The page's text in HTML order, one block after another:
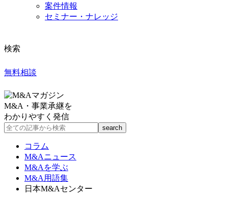
案件情報
セミナー・ナレッジ
検索
無料相談
M&A・事業承継を
わかりやすく発信
コラム
M&Aニュース
M&Aを学ぶ
M&A用語集
日本M&Aセンター